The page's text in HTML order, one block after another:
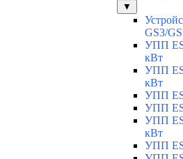
▼
GS3/
УПП
кВт
УПП
кВт
УПП
УПП
УПП
кВт
УПП